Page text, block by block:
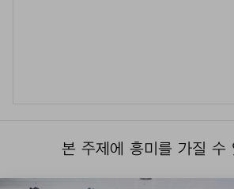
본 주제에 흥미를 가질 수